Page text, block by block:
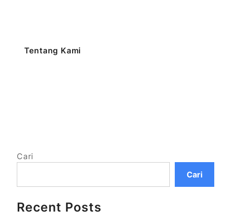
Tentang Kami
Cari
Cari
Recent Posts